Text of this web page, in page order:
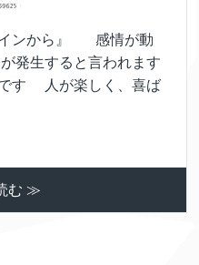
インから』 感情が動
発生すると言われます
す 人が楽しく、喜ば
む ≫